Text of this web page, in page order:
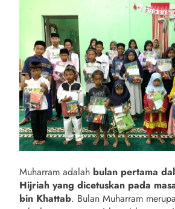
Muharram adalah bulan pertama
Hijriah yang dicetuskan pada
bin Khattab. Bulan Muharram